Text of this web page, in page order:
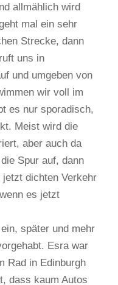
allmählich wird
mal ein sehr
Strecke, dann
uns in
und umgeben von
wir voll im
es nur sporadisch,
Meist wird die
aber auch da
Spur auf, dann
dichten Verkehr
es jetzt
später und mehr
Esra war
Rad in Edinburgh
dass kaum Autos